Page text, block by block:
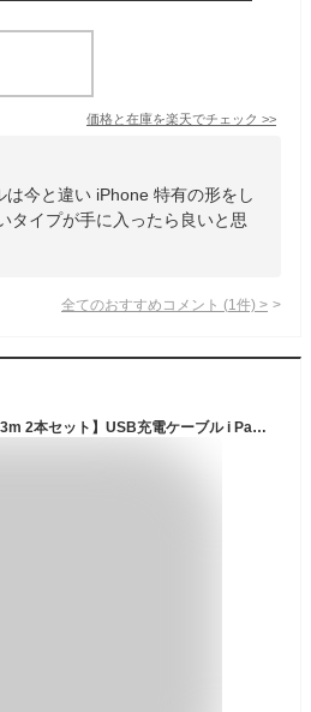
価格と在庫を楽天でチェック >>
今と違い iPhone 特有の形をし
タイプが手に入ったら良いと思
全てのおすすめコメント (1 件) >
30ピン Dockケーブル【3m+3m 2本セット】USB充電ケーブル i Padケーブル 同期ドックコネクター データケーブル i Phone4 / 4S/ 3GS / 3G/iPad/iPod touch/iPod nano/iPod classic 充電・データ転送対応 (grey)